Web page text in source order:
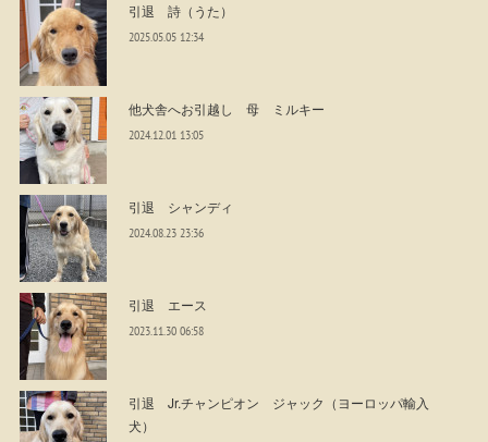
引退 詩（うた）
2025.05.05 12:34
他犬舎へお引越し 母 ミルキー
2024.12.01 13:05
引退 シャンディ
2024.08.23 23:36
引退 エース
2023.11.30 06:58
引退 Jr.チャンピオン ジャック（ヨーロッパ輸入
犬）